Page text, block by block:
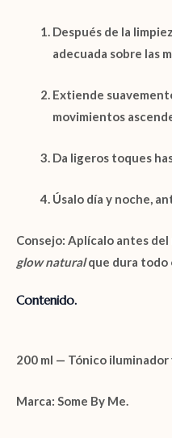
Después de la
adecuada sobre las
Extiende
movimientos
Da ligeros toques
Úsalo día y noche,
Consejo: Aplícalo antes
glow naturalque dura todo
Contenido.
200 ml — Tónico
Marca: Some By Me.